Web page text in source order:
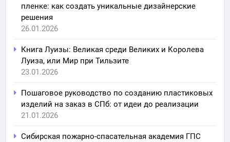
пленке: как создать уникальные дизайнерские
решения
26.01.2026
Книга Луизы: Великая среди Великих и Королева
Луиза, или Мир при Тильзите
23.01.2026
Пошаговое руководство по созданию пластиковых
изделий на заказ в СПб: от идеи до реализации
21.01.2026
Сибирская пожарно-спасательная академия ГПС